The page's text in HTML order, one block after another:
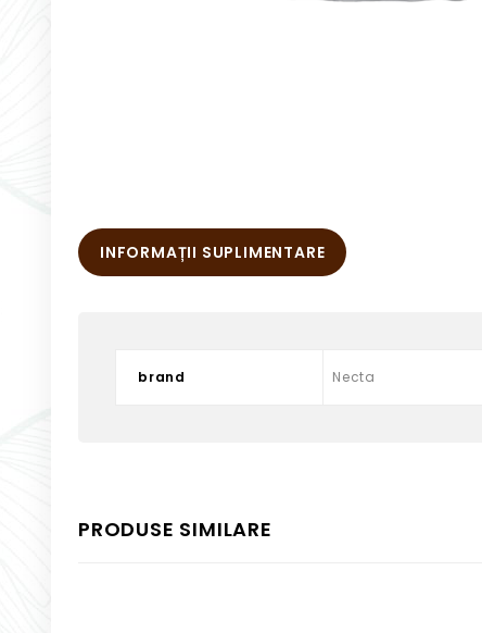
INFORMAȚII SUPLIMENTARE
brand Necta
PRODUSE SIMILARE